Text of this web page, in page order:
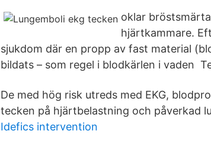
oklar
hjärtkammare.
sjukdom där en propp av fast material
bildats – som regel i blodkärlen i vaden
De med hög risk utreds med EKG,
tecken på hjärtbelastning och påverkad
Idefics intervention